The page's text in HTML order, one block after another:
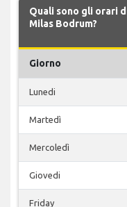
Quali sono gli orari
Milas Bodrum?
Giorno
Lunedi
Martedì
Mercoledì
Giovedi
Friday